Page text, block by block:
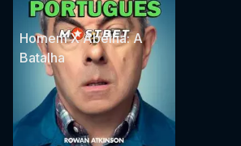
Homem X Abelha: A
Batalha